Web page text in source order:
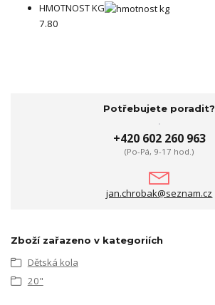
HMOTNOST KG
7.80
Potřebujete poradit?
+420 602 260 963
(Po-Pá, 9-17 hod.)
jan.chrobak@seznam.cz
Zboží zařazeno v kategoriích
Dětská kola
20"